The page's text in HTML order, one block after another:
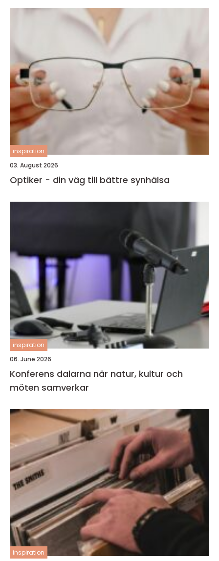
inspiration
03. August 2026
Optiker - din väg till bättre synhälsa
inspiration
06. June 2026
Konferens dalarna när natur, kultur och
möten samverkar
inspiration